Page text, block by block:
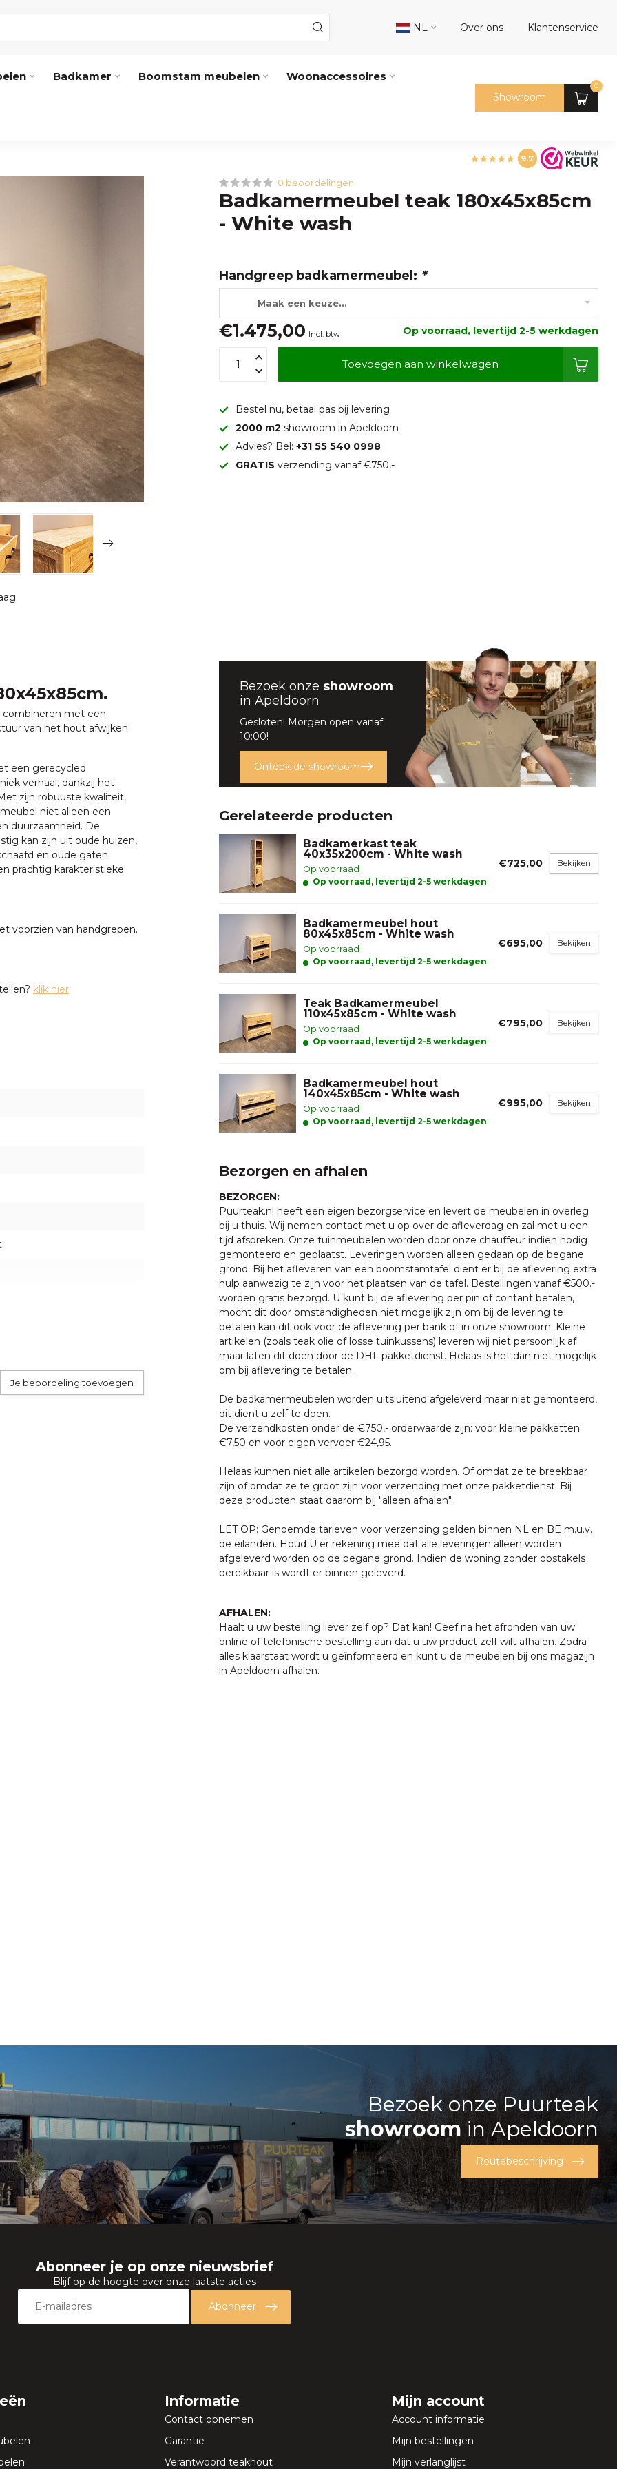
NL Over ons Klantenservice
Badkamer Boomstam meubelen Woonaccessoires
Showroom
0
9.7
0 beoordelingen
Badkamermeubel teak 180x45x85cm
- White wash
Handgreep badkamermeubel: *
Maak een keuze...
€1.475,00 Incl. btw Op voorraad, levertijd 2-5 werkdagen
Toevoegen aan winkelwagen
Bestel nu, betaal pas bij levering
2000 m2showroom in Apeldoorn
Advies? Bel:+31 55 540 0998
GRATIS verzending vanaf €750,-
combineren met een
van het hout afwijken
een gerecycled
verhaal, dankzij het
zijn robuuste kwaliteit,
niet alleen een
duurzaamheid. De
kan zijn uit oude huizen,
en oude gaten
prachtig karakteristieke
voorzien van handgrepen.
klik hier
nauwkeurig af te
aan de onderzijde van
alleen het allerbeste
op productie of
een van onze
Je beoordeling toevoegen
Bezoek onze showroom
in Apeldoorn
Gesloten! Morgen open vanaf
10:00!
Ontdek de showroom
Gerelateerde producten
Badkamerkast teak
40x35x200cm - White wash
Op voorraad
Op voorraad, levertijd 2-5 werkdagen
€725,00 Bekijken
Badkamermeubel hout
80x45x85cm - White wash
Op voorraad
Op voorraad, levertijd 2-5 werkdagen
€695,00 Bekijken
Teak Badkamermeubel
110x45x85cm - White wash
Op voorraad
Op voorraad, levertijd 2-5 werkdagen
€795,00 Bekijken
Badkamermeubel hout
140x45x85cm - White wash
Op voorraad
Op voorraad, levertijd 2-5 werkdagen
€995,00 Bekijken
Bezorgen en afhalen
BEZORGEN:
Puurteak.nl heeft een eigen bezorgservice en levert de meubelen in overleg
bij u thuis. Wij nemen contact met u op over de afleverdag en zal met u een
tijd afspreken. Onze tuinmeubelen worden door onze chauffeur indien nodig
gemonteerd en geplaatst. Leveringen worden alleen gedaan op de begane
grond. Bij het afleveren van een boomstamtafel dient er bij de aflevering extra
hulp aanwezig te zijn voor het plaatsen van de tafel. Bestellingen vanaf €500.-
worden gratis bezorgd. U kunt bij de aflevering per pin of contant betalen,
mocht dit door omstandigheden niet mogelijk zijn om bij de levering te
betalen kan dit ook voor de aflevering per bank of in onze showroom. Kleine
artikelen (zoals teak olie of losse tuinkussens) leveren wij niet persoonlijk af
maar laten dit doen door de DHL pakketdienst. Helaas is het dan niet mogelijk
om bij aflevering te betalen.
De badkamermeubelen worden uitsluitend afgeleverd maar niet gemonteerd,
dit dient u zelf te doen.
De verzendkosten onder de €750,- orderwaarde zijn: voor kleine pakketten
€7,50 en voor eigen vervoer €24,95.
Helaas kunnen niet alle artikelen bezorgd worden. Of omdat ze te breekbaar
zijn of omdat ze te groot zijn voor verzending met onze pakketdienst. Bij
deze producten staat daarom bij "alleen afhalen".
LET OP: Genoemde tarieven voor verzending gelden binnen NL en BE m.u.v.
de eilanden. Houd U er rekening mee dat alle leveringen alleen worden
afgeleverd worden op de begane grond. Indien de woning zonder obstakels
bereikbaar is wordt er binnen geleverd.
AFHALEN:
Haalt u uw bestelling liever zelf op? Dat kan! Geef na het afronden van uw
online of telefonische bestelling aan dat u uw product zelf wilt afhalen. Zodra
alles klaarstaat wordt u geïnformeerd en kunt u de meubelen bij ons magazijn
in Apeldoorn afhalen.
Bezoek onze Puurteak
showroomin Apeldoorn
Routebeschrijving
Abonneer je op onze nieuwsbrief
Blijf op de hoogte over onze laatste acties
Abonneer
Informatie
Contact opnemen
Garantie
Verantwoord teakhout
Mijn account
Account informatie
Mijn bestellingen
Mijn verlanglijst